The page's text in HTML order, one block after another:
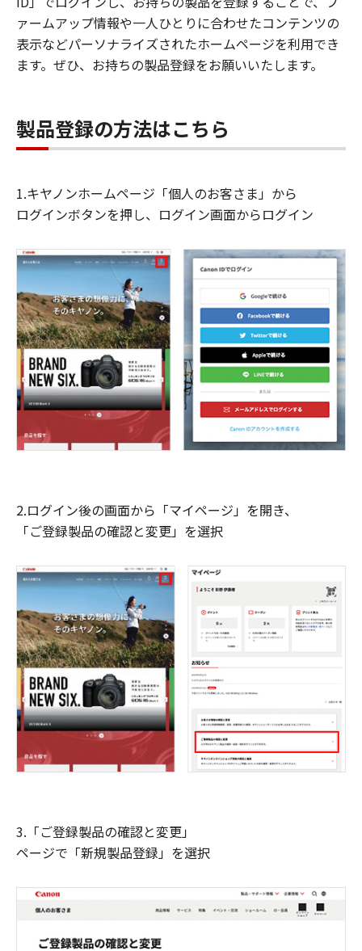
ァームアップ情報や一人ひとりに合わせたコンテンツの
表示などパーソナライズされたホームページを利用でき
ます。ぜひ、お持ちの製品登録をお願いいたします。
製品登録の方法はこちら
1.キヤノンホームページ「個人のお客さま」から
ログインボタンを押し、ログイン画面からログイン
2.ログイン後の画面から「マイページ」を開き、
「ご登録製品の確認と変更」を選択
3.「ご登録製品の確認と変更」
ページで「新規製品登録」を選択